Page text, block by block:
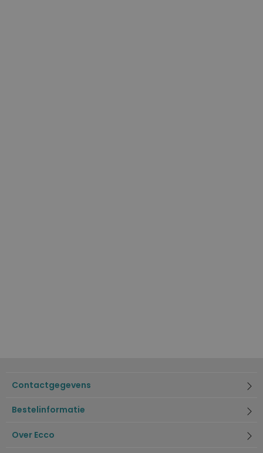
Contactgegevens
Bestelinformatie
Over Ecco